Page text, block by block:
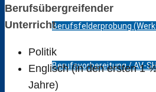
Berufsfelderprobung
Berufsvorbereitung / AV-
Berufsübergreifender
Unterricht
Politik
Englisch (in den ersten 1
Jahre)